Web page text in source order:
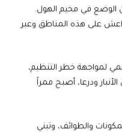
الوضع في مخيم الهول.
على هذه المناطق وعبر
لمواجهة خطر التنظيم،
ودرعا، أصبح ممراً
والطوائف، وتبني